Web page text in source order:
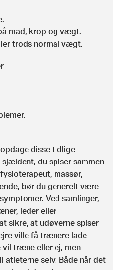
mad, krop og vægt.
trods normal vægt.
disse tidlige
du spiser sammen
massør,
bør du generelt være
Ved samlinger,
leder eller
sikre, at udøverne spiser
ville få trænere lade
vil træne eller ej, men
atleterne selv. Både når det